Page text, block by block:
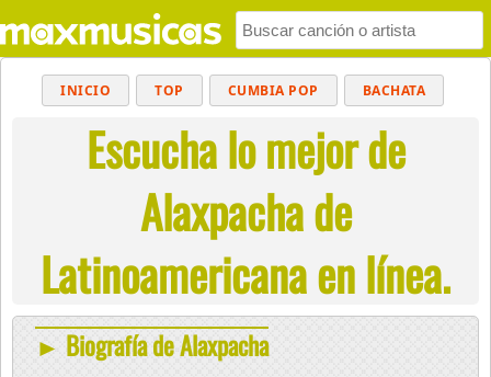
INICIO TOP CUMBIA POP BACHATA
POP MUSICA CRISTIANA REGGAETON
BALADAS ALTERNATIVO ELECTRÓNICA
CUMBIAS
Escucha lo mejor de
Alaxpacha de
Latinoamericana en línea.
► Biografía de Alaxpacha